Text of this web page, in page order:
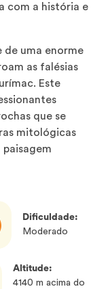
com a história e
de uma enorme
as falésias
Este
que se
mitológicas
Dificuldade:
Moderado
Altitude:
4140 m acima do